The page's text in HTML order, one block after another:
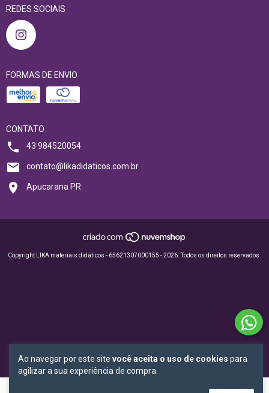
Ao navegar por este site você aceita o uso de cookies para
agilizar a sua experiência de compra.
REDES SOCIAIS
FORMAS DE ENVIO
CONTATO
43 984520054
contato@likadidaticos.com.br
Apucarana PR
Copyright LIKA materiais didáticos - 65621307000155 - 2026. Todos os direitos reservados.